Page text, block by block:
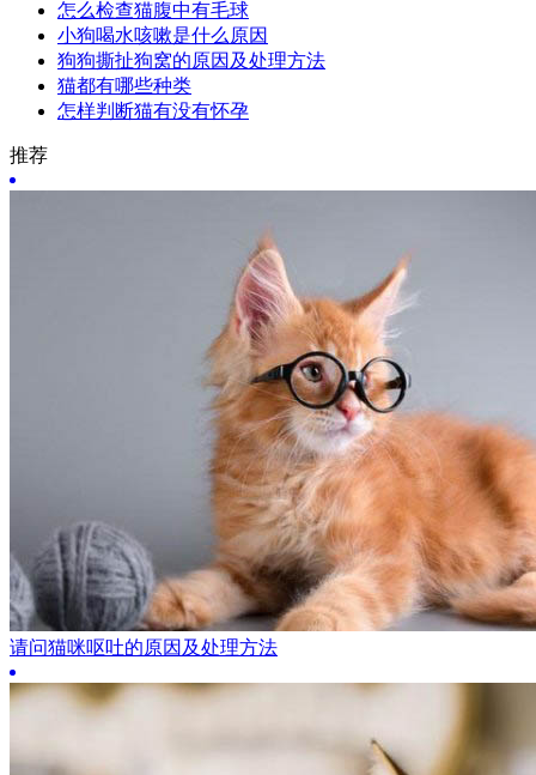
怎么检查猫腹中有毛球
小狗喝水咳嗽是什么原因
狗狗撕扯狗窝的原因及处理方法
猫都有哪些种类
怎样判断猫有没有怀孕
推荐
请问猫咪呕吐的原因及处理方法